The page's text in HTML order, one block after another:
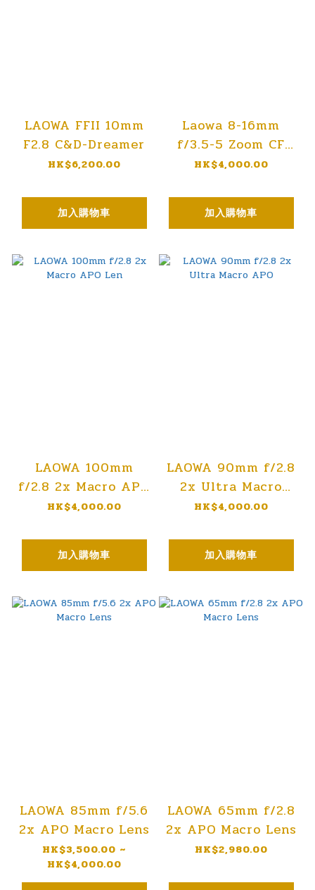
LAOWA FFII 10mm
F2.8 C&D-Dreamer
HK$6,200.00
加入購物車
Laowa 8-16mm
f/3.5-5 Zoom CF
Lens
HK$4,000.00
加入購物車
LAOWA 100mm
f/2.8 2x Macro APO
Len
HK$4,000.00
加入購物車
LAOWA 90mm f/2.8
2x Ultra Macro
APO
HK$4,000.00
加入購物車
LAOWA 85mm f/5.6
2x APO Macro Lens
HK$3,500.00 ~
HK$4,000.00
LAOWA 65mm f/2.8
2x APO Macro Lens
HK$2,980.00